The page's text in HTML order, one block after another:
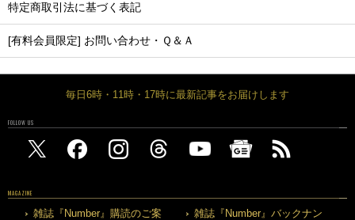
特定商取引法に基づく表記
[有料会員限定] お問い合わせ・Ｑ＆Ａ
毎日6時・11時・17時に最新記事をお届けします
FOLLOW US
MAGAZINE
雑誌『Number』購読のご案
雑誌『Number』バックナン